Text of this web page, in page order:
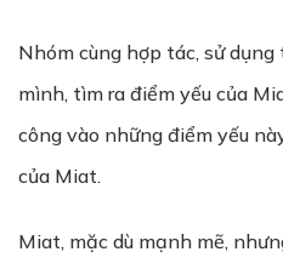
Nhóm cùng hợp tác, sử
mình, tìm ra điểm yếu của
công vào những điểm yếu
của Miat.
Miat, mặc dù mạnh mẽ,